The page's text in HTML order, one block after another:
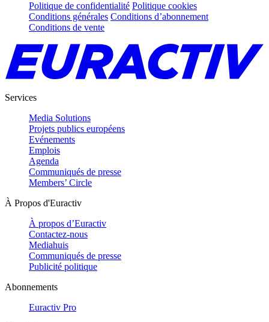
Politique de confidentialité Politique cookies
Conditions générales Conditions d’abonnement
Conditions de vente
Services
Media Solutions
Projets publics européens
Evénements
Emplois
Agenda
Communiqués de presse
Members’ Circle
À Propos d'Euractiv
À propos d’Euractiv
Contactez-nous
Mediahuis
Communiqués de presse
Publicité politique
Abonnements
Euractiv Pro